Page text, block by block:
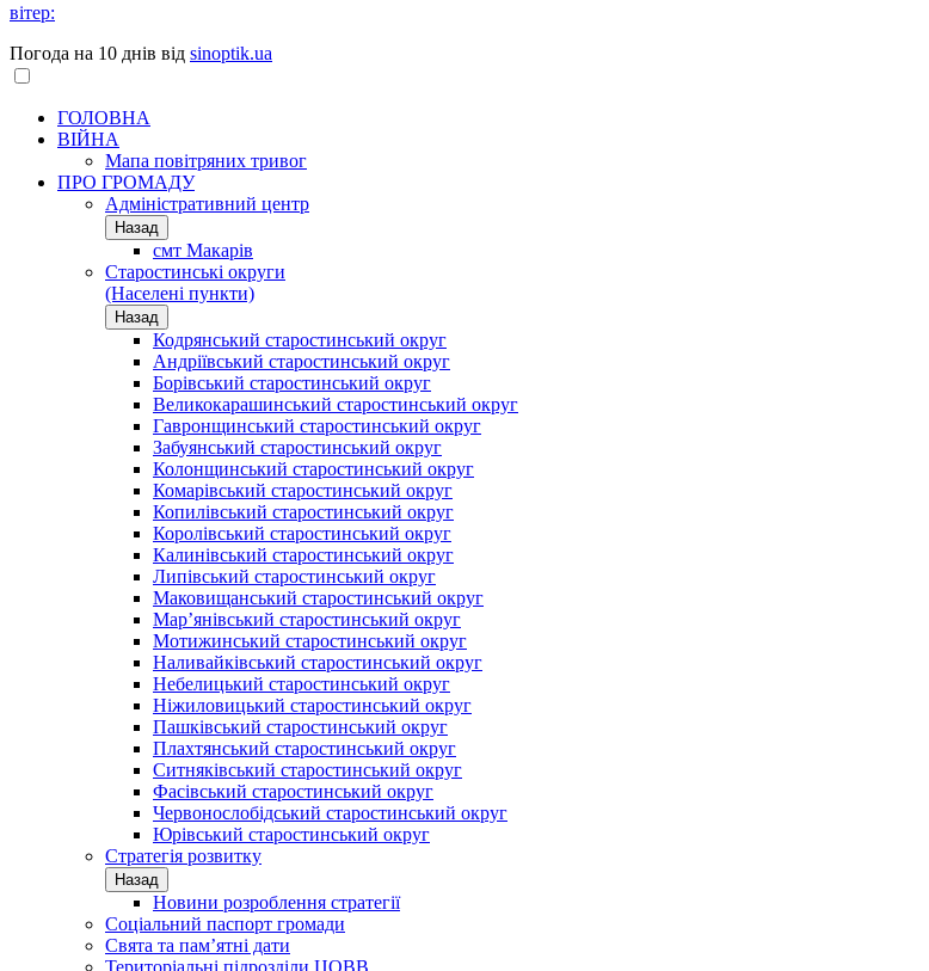
вітер:
Погода на 10 днів від sinoptik.ua
ГОЛОВНА
ВІЙНА
Мапа повітряних тривог
ПРО ГРОМАДУ
Aдміністративний центр
Назад
смт Макарів
Старостинські округи
(Населені пункти)
Назад
Кодрянський старостинський округ
Андріївський старостинський округ
Борівський старостинський округ
Великокарашинський старостинський округ
Гавронщинський старостинський округ
Забуянський старостинський округ
Колонщинський старостинський округ
Комарівський старостинський округ
Копилівський старостинський округ
Королівський старостинський округ
Калинівський старостинський округ
Липівський старостинський округ
Маковищанський старостинський округ
Мар’янівський старостинський округ
Мотижинський старостинський округ
Наливайківський старостинський округ
Небелицький старостинський округ
Ніжиловицький старостинський округ
Пашківський старостинський округ
Плахтянський старостинський округ
Ситняківський старостинський округ
Фасівський старостинський округ
Червонослобідський старостинський округ
Юрівський старостинський округ
Стратегія розвитку
Назад
Новини розроблення стратегії
Соціальний паспорт громади
Свята та пам’ятні дати
Територіальні підрозділи ЦОВВ